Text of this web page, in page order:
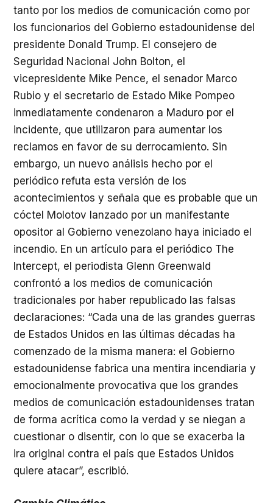
tanto por los medios de comunicación como por
los funcionarios del Gobierno estadounidense del
presidente Donald Trump. El consejero de
Seguridad Nacional John Bolton, el
vicepresidente Mike Pence, el senador Marco
Rubio y el secretario de Estado Mike Pompeo
inmediatamente condenaron a Maduro por el
incidente, que utilizaron para aumentar los
reclamos en favor de su derrocamiento. Sin
embargo, un nuevo análisis hecho por el
periódico refuta esta versión de los
acontecimientos y señala que es probable que un
cóctel Molotov lanzado por un manifestante
opositor al Gobierno venezolano haya iniciado el
incendio. En un artículo para el periódico The
Intercept, el periodista Glenn Greenwald
confrontó a los medios de comunicación
tradicionales por haber republicado las falsas
declaraciones: “Cada una de las grandes guerras
de Estados Unidos en las últimas décadas ha
comenzado de la misma manera: el Gobierno
estadounidense fabrica una mentira incendiaria y
emocionalmente provocativa que los grandes
medios de comunicación estadounidenses tratan
de forma acrítica como la verdad y se niegan a
cuestionar o disentir, con lo que se exacerba la
ira original contra el país que Estados Unidos
quiere atacar”, escribió.